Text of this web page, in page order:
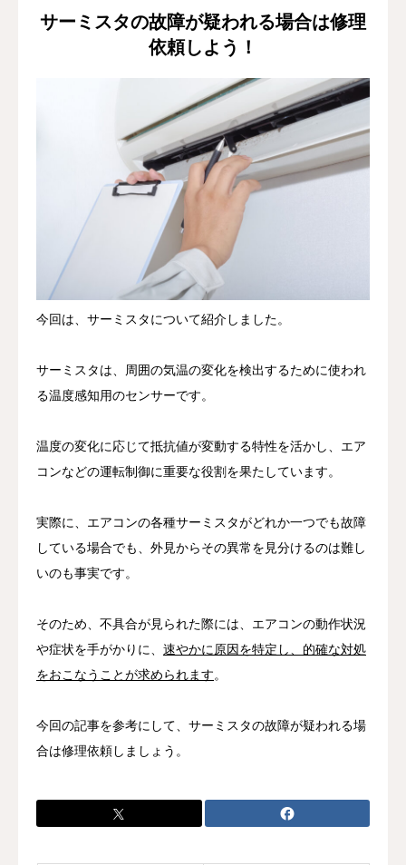
サーミスタの故障が疑われる場合は修理
依頼しよう！
今回は、サーミスタについて紹介しました。
サーミスタは、周囲の気温の変化を検出するために使われ
る温度感知用のセンサーです。
温度の変化に応じて抵抗値が変動する特性を活かし、エア
コンなどの運転制御に重要な役割を果たしています。
実際に、エアコンの各種サーミスタがどれか一つでも故障
している場合でも、外見からその異常を見分けるのは難し
いのも事実です。
そのため、不具合が見られた際には、エアコンの動作状況
や症状を手がかりに、 速やかに原因を特定し、的確な対処
をおこなうことが求められます。
今回の記事を参考にして、サーミスタの故障が疑われる場
合は修理依頼しましょう。